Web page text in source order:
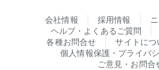
会社情報 採用情報
ヘルプ・よくあるご質問
各種お問合せ
サイトに
個人情報保護・プライバ
ご意見・お問合